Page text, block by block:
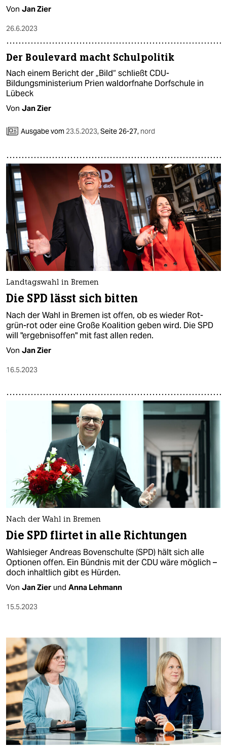
Von Jan Zier
26.6.2023
Der Boulevard macht Schulpolitik
Nach einem Bericht der „Bild“ schließt CDU-
Bildungsministerium Prien waldorfnahe Dorfschule in
Lübeck
Von Jan Zier
Ausgabe vom 23.5.2023,Seite 26-27, nord
Landtagswahl in Bremen
Die SPD lässt sich bitten
Nach der Wahl in Bremen ist offen, ob es wieder Rot-
grün-rot oder eine Große Koalition geben wird. Die SPD
will "ergebnisoffen" mit fast allen reden.
Von Jan Zier
16.5.2023
Nach der Wahl in Bremen
Die SPD flirtet in alle Richtungen
Wahlsieger Andreas Bovenschulte (SPD) hält sich alle
Optionen offen. Ein Bündnis mit der CDU wäre möglich –
doch inhaltlich gibt es Hürden.
Von Jan Zier und Anna Lehmann
15.5.2023